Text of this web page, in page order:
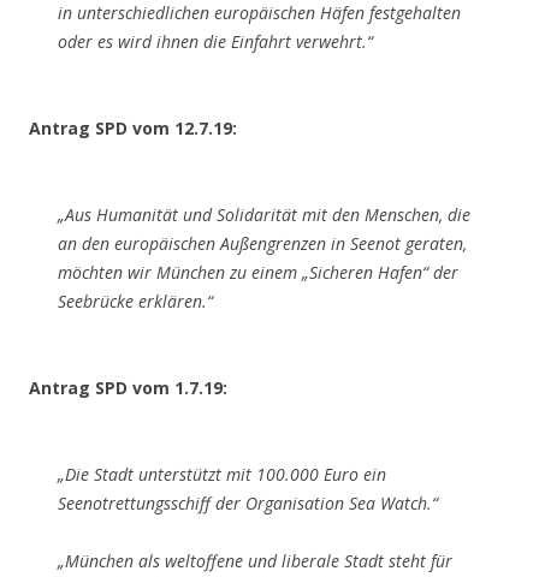
in unterschiedlichen europäischen Häfen festgehalten
oder es wird ihnen die Einfahrt verwehrt.“
Antrag SPD vom 12.7.19:
„Aus Humanität und Solidarität mit den Menschen, die
an den europäischen Außengrenzen in Seenot geraten,
möchten wir München zu einem „Sicheren Hafen“ der
Seebrücke erklären.“
Antrag SPD vom 1.7.19:
„Die Stadt unterstützt mit 100.000 Euro ein
Seenotrettungsschiff der Organisation Sea Watch.“
„München als weltoffene und liberale Stadt steht für